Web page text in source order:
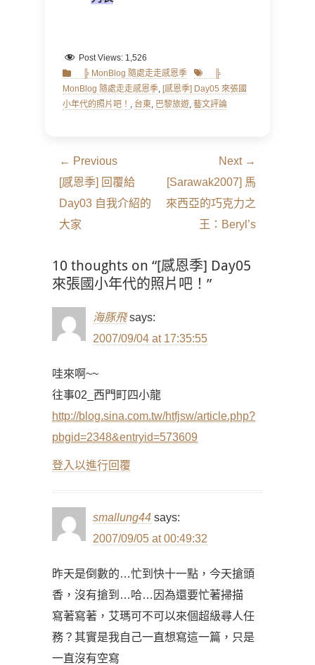
Post Views: 1,526
Categories
╠ MonBlog 隨處走走感恩季 Tags ╠
MonBlog 隨處走走感恩季, [感恩季] Day05 來張國
小年代的照片吧！ , 台東, 巴黎旅遊, 藝文評論
文
章
導
覽
← Previous
Previous
post:
[感恩季] 回覆給
Day03 自我介紹的
大家
Next →
Next
post:
[Sarawak2007] 馬
來西亞的巧克力之
王：Beryl’s
10 thoughts on “[感恩季] Day05
來張國小年代的照片吧！”
海豚飛 says:
2007/09/04 at 17:35:55
哇來啊~~
往事02_西門町四小龍
http://blog.sina.com.tw/htfjsw/article.php?
pbgid=2348&entryid=573609
登入以進行回覆
smallung44 says:
2007/09/05 at 00:49:32
昨天是倒數的…忙到快十一點，今天搶頭
香，沒有搶到…哈…因為還要忙著掃描
寫著寫著，艾瑪可不可以來個超級尋人任
務？其實是我自己一直想寫這一篇，只是
一直沒有空寫